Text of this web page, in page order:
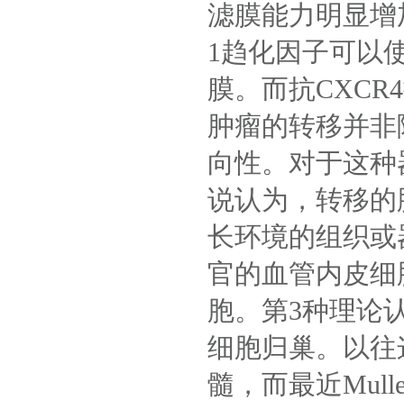
滤膜能力明显
1 趋化因子可以
膜。而抗CXCR4
肿瘤的转移并
向性。对于这
说认为，转移
长环境的组织
官的血管内皮
胞。第3种理论
细胞归巢。以
髓，而最近